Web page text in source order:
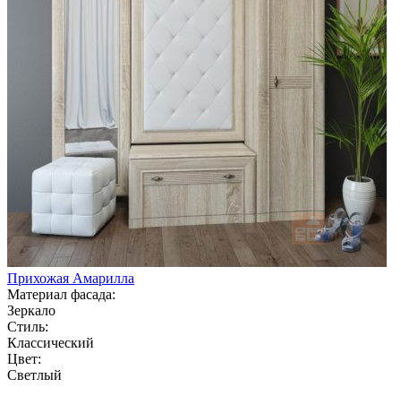
Прихожая Амарилла
Материал фасада:
Зеркало
Стиль:
Классический
Цвет:
Светлый